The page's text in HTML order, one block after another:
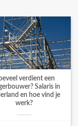
verdient een
Salaris in
en hoe vind je
werk?